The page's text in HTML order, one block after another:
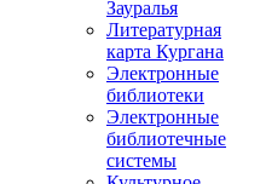
Зауралья
Литературная
карта Кургана
Электронные
библиотеки
Электронные
библиотечные
системы